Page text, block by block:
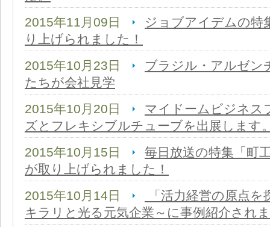
2015年11月09日
ジョブアイデムの特
り上げられました！
2015年10月23日
ブラジル・アルゼン
たちが会社見学
2015年10月20日
マイドームビジネス
ズとフレキシブルチューブを出展します
2015年10月15日
毎日放送の特集「町
が取り上げられました！
2015年10月14日
「活力経営の原点
キラリと光る元気企業～に事例紹介され